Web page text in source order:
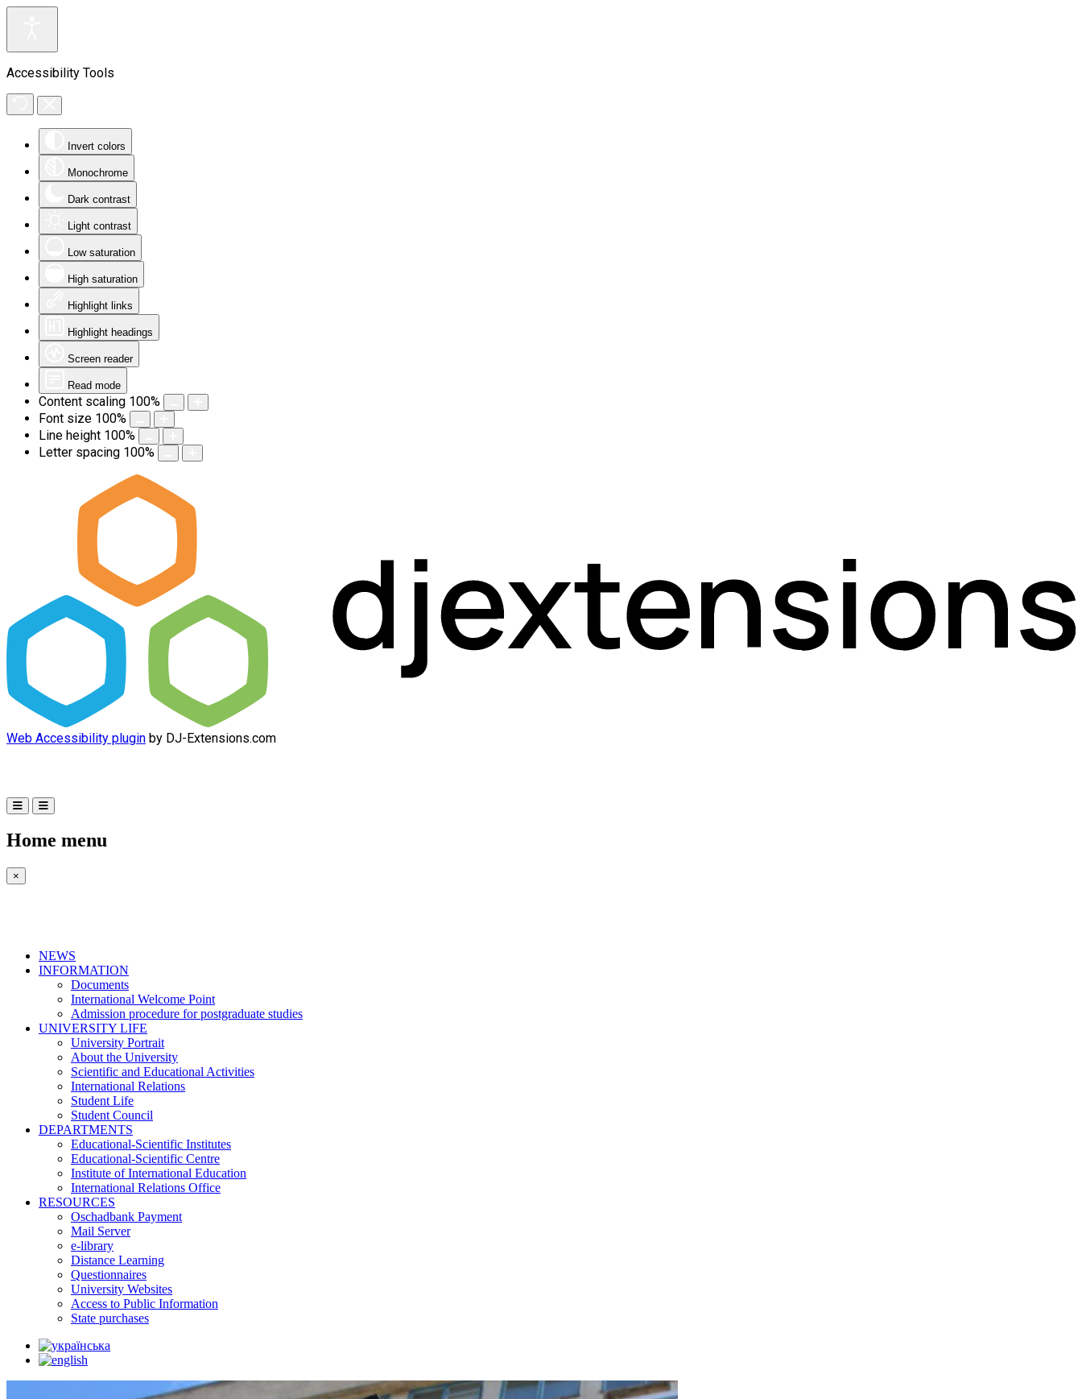
Accessibility Tools
Invert colors
Monochrome
Dark contrast
Light contrast
Low saturation
High saturation
Highlight links
Highlight headings
Screen reader
Read mode
Content scaling 100%
Font size 100%
Line height 100%
Letter spacing 100%
Web Accessibility plugin by DJ-Extensions.com
Home menu
×
NEWS
INFORMATION
Documents
International Welcome Point
Admission procedure for postgraduate studies
UNIVERSITY LIFE
University Portrait
About the University
Scientific and Educational Activities
International Relations
Student Life
Student Council
DEPARTMENTS
Educational-Scientific Institutes
Educational-Scientific Centre
Institute of International Education
International Relations Office
RESOURCES
Oschadbank Payment
Mail Server
e-library
Distance Learning
Questionnaires
University Websites
Access to Public Information
State purchases